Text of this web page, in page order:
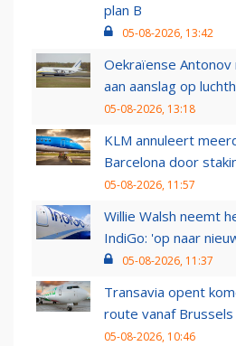
plan B
05-08-2026, 13:42
Oekraïense
aan aanslag op
05-08-2026, 13:18
KLM annuleert
Barcelona door
05-08-2026, 11:57
Willie Walsh neemt
IndiGo: 'op naar
05-08-2026, 11:37
Transavia opent
route vanaf
05-08-2026, 10:46